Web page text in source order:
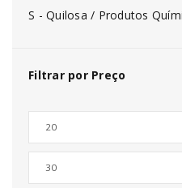
S - Quilosa / Produtos
Filtrar por Preço